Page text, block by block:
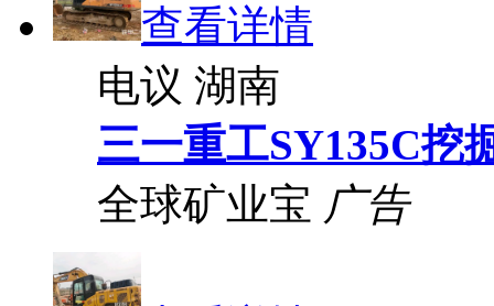
查看详情
电议 湖南
三一重工SY135C挖
全球矿业宝 广告